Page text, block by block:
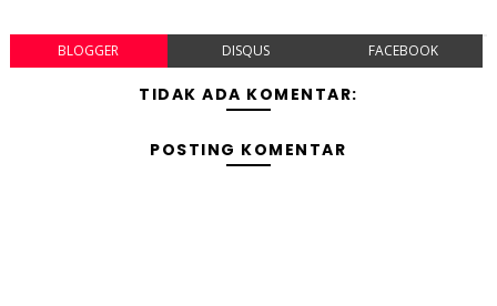
BLOGGER DISQUS FACEBOOK
TIDAK ADA KOMENTAR:
POSTING KOMENTAR